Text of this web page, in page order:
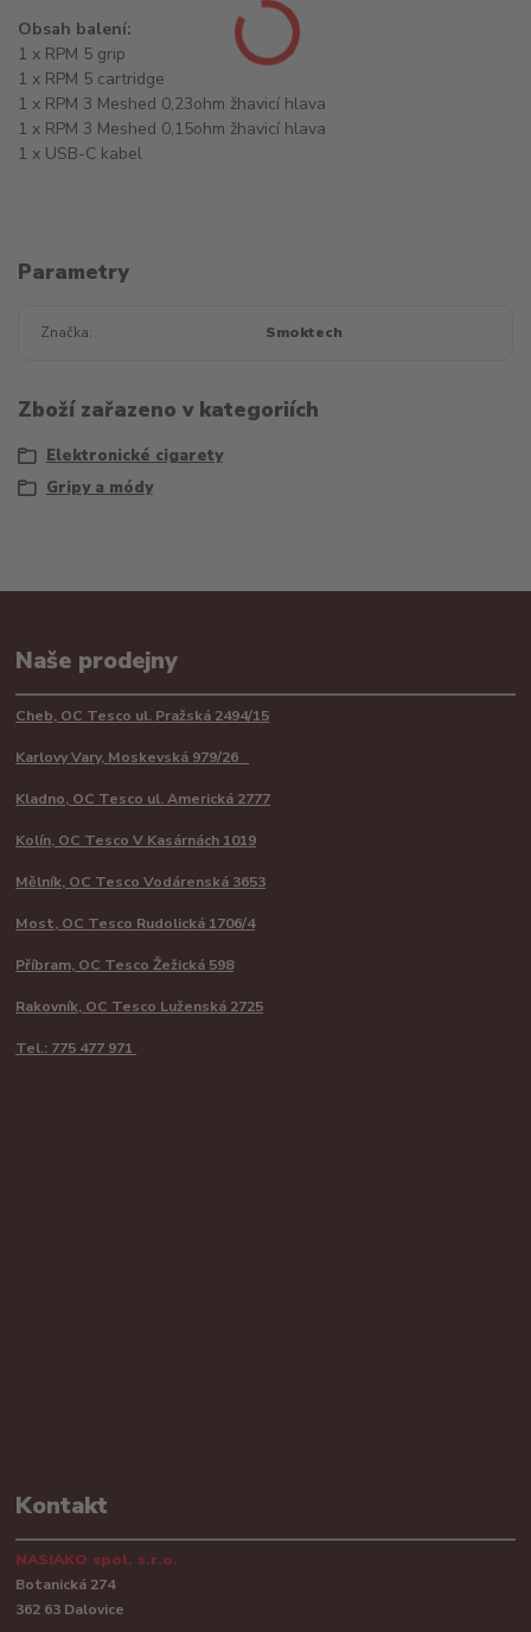
Obsah balení:
1 x RPM 5 grip
1 x RPM 5 cartridge
1 x RPM 3 Meshed 0,23ohm žhavicí hlava
1 x RPM 3 Meshed 0,15ohm žhavicí hlava
1 x USB-C kabel
Parametry
Značka Smoktech
Zboží zařazeno v kategoriích
Elektronické cigarety
Gripy a módy
Naše prodejny
Cheb, OC Tesco ul. Pražská 2494/15
Karlovy Vary, Moskevská 979/26
Kladno, OC Tesco ul. Americká 2777
Kolín, OC Tesco V Kasárnách 1019
Mělník, OC Tesco Vodárenská 3653
Most, OC Tesco Rudolická 1706/4
Příbram, OC Tesco Žežická 598
Rakovník, OC Tesco Luženská 2725
Tel.: 775 477 971
Kontakt
NASIAKO spol. s.r.o.
Botanická 274
362 63 Dalovice